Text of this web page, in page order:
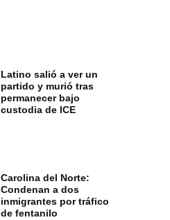
Latino salió a ver un
partido y murió tras
permanecer bajo
custodia de ICE
Carolina del Norte:
Condenan a dos
inmigrantes por tráfico
de fentanilo